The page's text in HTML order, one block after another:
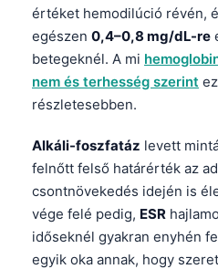
értéket hemodilúció révén,
egészen 0,4–0,8 mg/dL-re
betegeknél. A mi
nem és terhesség szerint
részletesebben.
Alkáli-foszfatáz levett
felnőtt felső határérték az
csontnövekedés idején is
vége felé pedig, ESR
időseknél gyakran enyhén
egyik oka annak, hogy